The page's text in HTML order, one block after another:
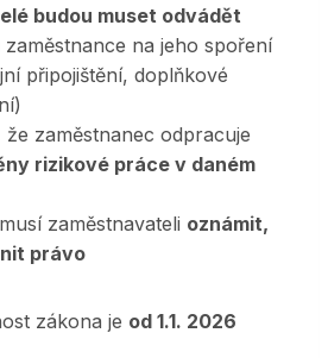
budou muset odvádět
na jeho spoření
připojištění, doplňkové
že zaměstnanec odpracuje
rizikové práce v daném
zaměstnavateli oznámit,
právo
zákona je od 1.1. 2026